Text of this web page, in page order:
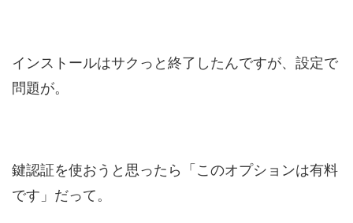
インストールはサクっと終了したんですが、設定で
問題が。
鍵認証を使おうと思ったら「このオプションは有料
です」だって。